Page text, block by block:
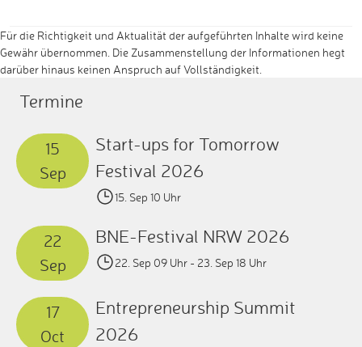
Für die Richtigkeit und Aktualität der aufgeführten Inhalte wird keine
Gewähr übernommen. Die Zusammenstellung der Informationen hegt
darüber hinaus keinen Anspruch auf Vollständigkeit.
Termine
15
Sep
Start-ups for Tomorrow
Festival 2026
15. Sep 10 Uhr
22
Sep
BNE-Festival NRW 2026
22. Sep 09 Uhr - 23. Sep 18 Uhr
17
Oct
Entrepreneurship Summit
2026